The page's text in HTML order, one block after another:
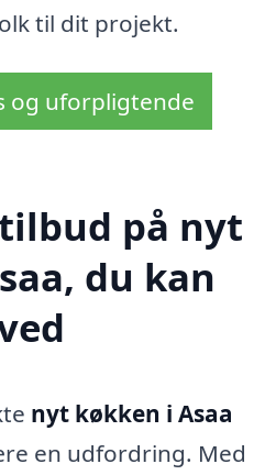
til dit projekt.
og uforpligtende
på nyt
du kan
nyt køkken i Asaa
en udfordring. Med